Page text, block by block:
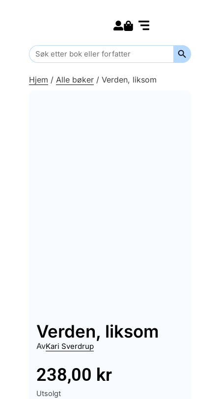
Search
for:
Search
Hjem / Alle bøker / Verden, liksom
Verden, liksom
AvKari Sverdrup
238,00 kr
Utsolgt